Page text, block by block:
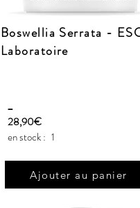
Boswellia Serrata -
Laboratoire
_
28,90€
en stock : 1
Ajouter au panier